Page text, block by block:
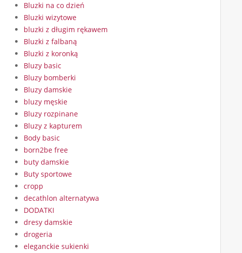
Bluzki na co dzień
Bluzki wizytowe
bluzki z długim rękawem
Bluzki z falbaną
Bluzki z koronką
Bluzy basic
Bluzy bomberki
Bluzy damskie
bluzy męskie
Bluzy rozpinane
Bluzy z kapturem
Body basic
born2be free
buty damskie
Buty sportowe
cropp
decathlon alternatywa
DODATKI
dresy damskie
drogeria
eleganckie sukienki